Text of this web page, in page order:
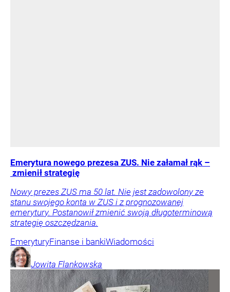
Emerytura nowego prezesa ZUS. Nie załamał rąk –
zmienił strategię
Nowy prezes ZUS ma 50 lat. Nie jest zadowolony ze
stanu swojego konta w ZUS i z prognozowanej
emerytury. Postanowił zmienić swoją długoterminową
strategię oszczędzania.
EmeryturyFinanse i bankiWiadomości
Jowita Flankowska